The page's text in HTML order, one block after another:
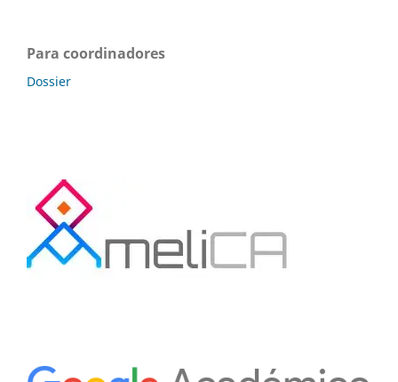
Para coordinadores
Dossier